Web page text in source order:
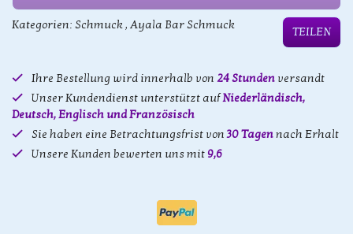
Kategorien: Schmuck, Ayala Bar Schmuck
TEILEN
Ihre Bestellung wird innerhalb von 24 Stunden versandt
Unser Kundendienst unterstützt aufNiederländisch,
Deutsch, Englisch und Französisch
Sie haben eine Betrachtungsfrist von30 Tagennach Erhalt
Unsere Kunden bewerten uns mit 9,6